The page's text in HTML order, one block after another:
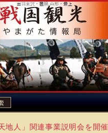
地人」関連事業説明会を開催